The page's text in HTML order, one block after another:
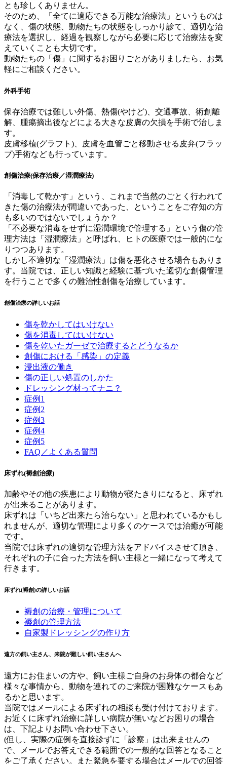
とも珍しくありません。
そのため、「全てに適応できる万能な治療法」というものは
なく、傷の状態、動物たちの状態をしっかり診て、適切な治
療法を選択し、経過を観察しながら必要に応じて治療法を変
えていくことも大切です。
動物たちの「傷」に関するお困りごとがありましたら、お気
軽にご相談ください。
外科手術
保存治療では難しい外傷、熱傷(やけど)、交通事故、術創離
解、腫瘍摘出後などによる大きな皮膚の欠損を手術で治しま
す。
皮膚移植(グラフト)、皮膚を血管ごと移動させる皮弁(フラッ
プ)手術なども行っています。
創傷治療(保存治療／湿潤療法)
「消毒して乾かす」という、これまで当然のごとく行われて
きた傷の治療法が間違いであった、ということをご存知の方
も多いのではないでしょうか？
「不必要な消毒をせずに湿潤環境で管理する」という傷の管
理方法は「湿潤療法」と呼ばれ、ヒトの医療では一般的にな
りつつあります。
しかし不適切な「湿潤療法」は傷を悪化させる場合もありま
す。当院では、正しい知識と経験に基づいた適切な創傷管理
を行うことで多くの難治性創傷を治療しています。
創傷治療の詳しいお話
傷を乾かしてはいけない
傷を消毒してはいけない
傷を乾いたガーゼで治療するとどうなるか
創傷における「感染」の定義
浸出液の働き
傷の正しい処置のしかた
ドレッシング材ってナニ？
症例1
症例2
症例3
症例4
症例5
FAQ／よくある質問
床ずれ(褥創治療)
加齢やその他の疾患により動物が寝たきりになると、床ずれ
が出来ることがあります。
床ずれは「いちど出来たら治らない」と思われているかもし
れませんが、適切な管理により多くのケースでは治癒が可能
です。
当院では床ずれの適切な管理方法をアドバイスさせて頂き、
それぞれの子に合った方法を飼い主様と一緒になって考えて
行きます。
床ずれ(褥創)の詳しいお話
褥創の治療・管理について
褥創の管理方法
自家製ドレッシングの作り方
遠方の飼い主さん、来院が難しい飼い主さんへ
遠方にお住まいの方や、飼い主様ご自身のお身体の都合など
様々な事情から、動物を連れてのご来院が困難なケースもあ
るかと思います。
当院ではメールによる床ずれの相談も受け付けております。
お近くに床ずれ治療に詳しい病院が無いなどお困りの場合
は、下記よりお問い合わせ下さい。
(但し、実際の症例を直接診ずに「診察」は出来ませんの
で、メールでお答えできる範囲での一般的な回答となること
をご了承ください。また緊急を要する場合はメールでの回答